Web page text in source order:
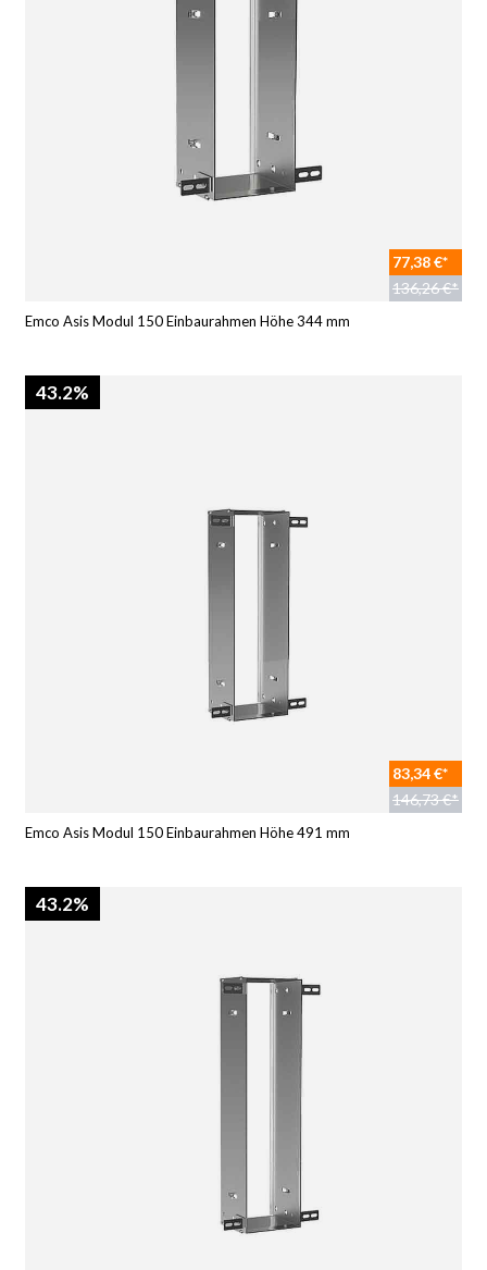
77,38 €*
136,26 €*
Emco Asis Modul 150 Einbaurahmen Höhe 344 mm
43.2%
83,34 €*
146,73 €*
Emco Asis Modul 150 Einbaurahmen Höhe 491 mm
43.2%